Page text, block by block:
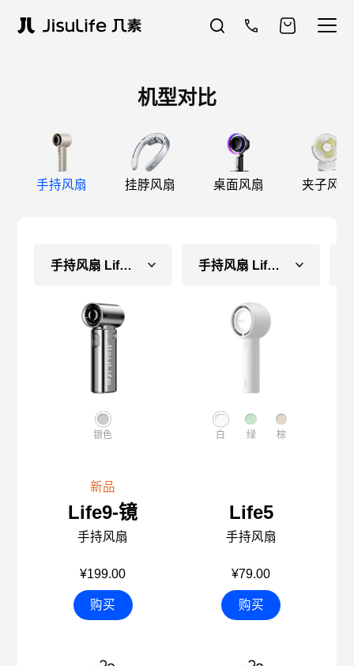
机型对比
手持风扇 挂脖风扇 桌面风扇 夹子风扇
手持风扇 Life9-镜
银色
新品
Life9-镜
手持风扇
¥199.00
购买
手持风扇 Life5（长续航款）
白 绿 棕
Life5
手持风扇
¥79.00
购买